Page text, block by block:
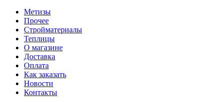
Метизы
Прочее
Стройматериалы
Теплицы
О магазине
Доставка
Оплата
Как заказать
Новости
Контакты